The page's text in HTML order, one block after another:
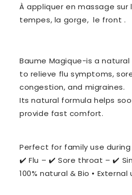
À appliquer en massage sur
tempes, la gorge, le front .
Baume Magique-is a
to relieve flu symptoms,
congestion, and migraines.
Its natural formula helps
provide fast comfort.
Perfect for family use
✔️ Flu – ✔️ Sore throat – ✔️
100% natural & Bio • External